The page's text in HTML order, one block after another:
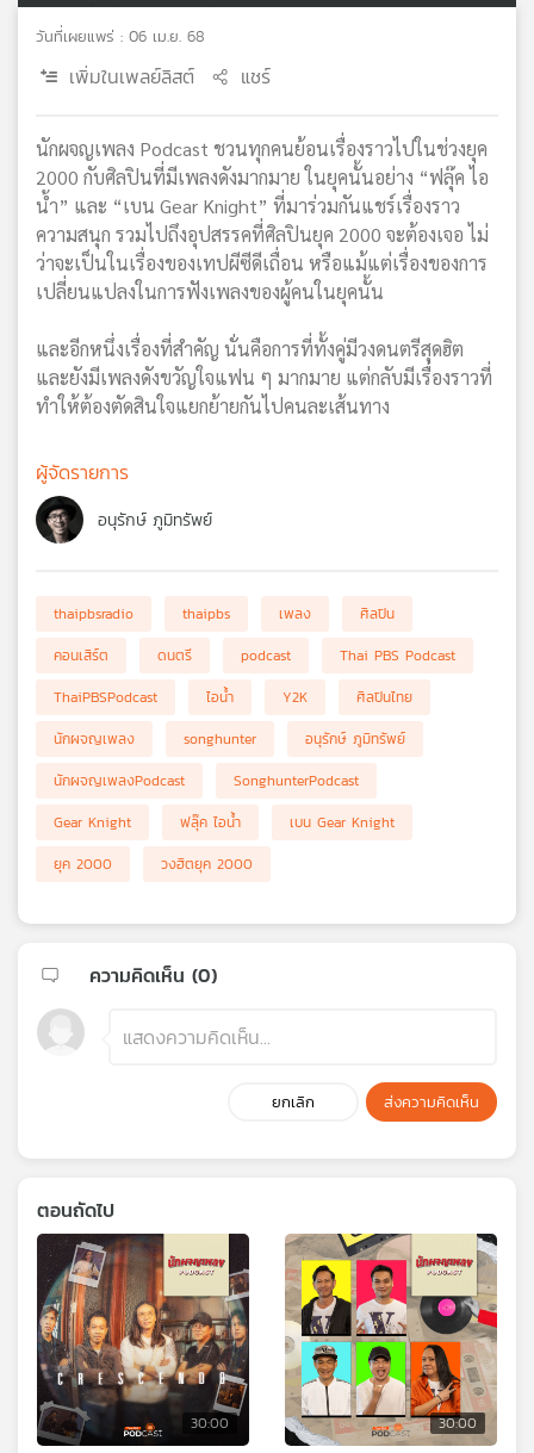
เครือ
วันที่เผยแพร่ : 06 เม.ย. 68
เพิ่มในเพลย์ลิสต์ แชร์
นักผจญเพลง Podcast ชวนทุกคนย้อนเรื่องราวไปในช่วงยุค
2000 กับศิลปินที่มีเพลงดังมากมาย ในยุคนั้นอย่าง “ฟลุ๊ค ไอ
น้ำ” และ “เบน Gear Knight” ที่มาร่วมกันแชร์เรื่องราว
ความสนุก รวมไปถึงอุปสรรคที่ศิลปินยุค 2000 จะต้องเจอ ไม่
ว่าจะเป็นในเรื่องของเทปผีซีดีเถื่อน หรือแม้แต่เรื่องของการ
เปลี่ยนแปลงในการฟังเพลงของผู้คนในยุคนั้น
และอีกหนึ่งเรื่องที่สำคัญ นั่นคือการที่ทั้งคู่มีวงดนตรีสุดฮิต
และยังมีเพลงดังขวัญใจแฟน ๆ มากมาย แต่กลับมีเรื่องราวที่
ทำให้ต้องตัดสินใจแยกย้ายกันไปคนละเส้นทาง
ผู้จัดรายการ
อนุรักษ์ ภูมิทรัพย์
thaipbsradio thaipbs เพลง
ศิลปิน
คอนเสิร์ต
ดนตรี podcast
Thai PBS Podcast
ThaiPBSPodcast
ไอน้ำ Y2K
ศิลปินไทย
นักผจญเพลง
songhunter
อนุรักษ์ ภูมิทรัพย์
นักผจญเพลงPodcast
SonghunterPodcast
Gear Knight
ฟลุ๊ค ไอน้ำ
เบน Gear Knight
ยุค 2000
วงฮิตยุค 2000
ความคิดเห็น (0)
ยกเลิก ส่งความคิดเห็น
ตอนถัดไป
30:00 30:00